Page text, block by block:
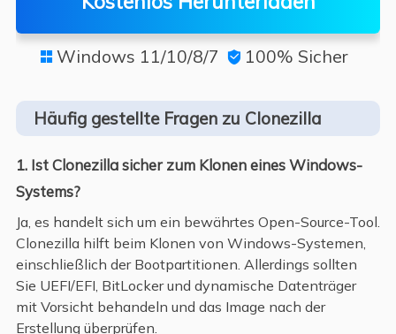
 Windows 11/10/8/7  100% Sicher
Häufig gestellte Fragen zu Clonezilla
1. Ist Clonezilla sicher zum Klonen eines Windows-
Systems?
Ja, es handelt sich um ein bewährtes Open-Source-Tool.
Clonezilla hilft beim Klonen von Windows-Systemen,
einschließlich der Bootpartitionen. Allerdings sollten
Sie UEFI/EFI, BitLocker und dynamische Datenträger
mit Vorsicht behandeln und das Image nach der
Erstellung überprüfen.